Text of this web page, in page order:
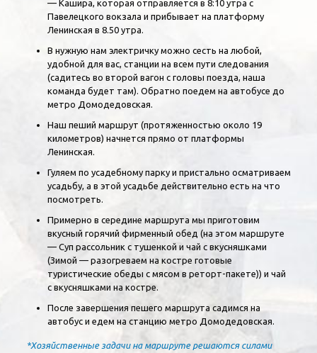
— Кашира, которая отправляется в 8:10 утра с
Павелецкого вокзала и прибывает на платформу
Ленинская в 8.50 утра.
В нужную нам электричку можно сесть на любой,
удобной для вас, станции на всем пути следования
(садитесь во второй вагон с головы поезда, наша
команда будет там). Обратно поедем на автобусе до
метро Домодедовская.
Наш пеший маршрут (протяженностью около 19
километров) начнется прямо от платформы
Ленинская.
Гуляем по усадебному парку и пристально осматриваем
усадьбу, а в этой усадьбе действительно есть на что
посмотреть.
Примерно в середине маршрута мы приготовим
вкусный горячий фирменный обед (на этом маршруте
— Суп рассольник с тушенкой и чай с вкусняшками
(Зимой — разогреваем на костре готовые
туристические обеды с мясом в реторт-пакете)) и чай
с вкусняшками на костре.
После завершения пешего маршрута садимся на
автобус и едем на станцию метро Домодедовская.
*Хозяйственные задачи на маршруте решаются силами